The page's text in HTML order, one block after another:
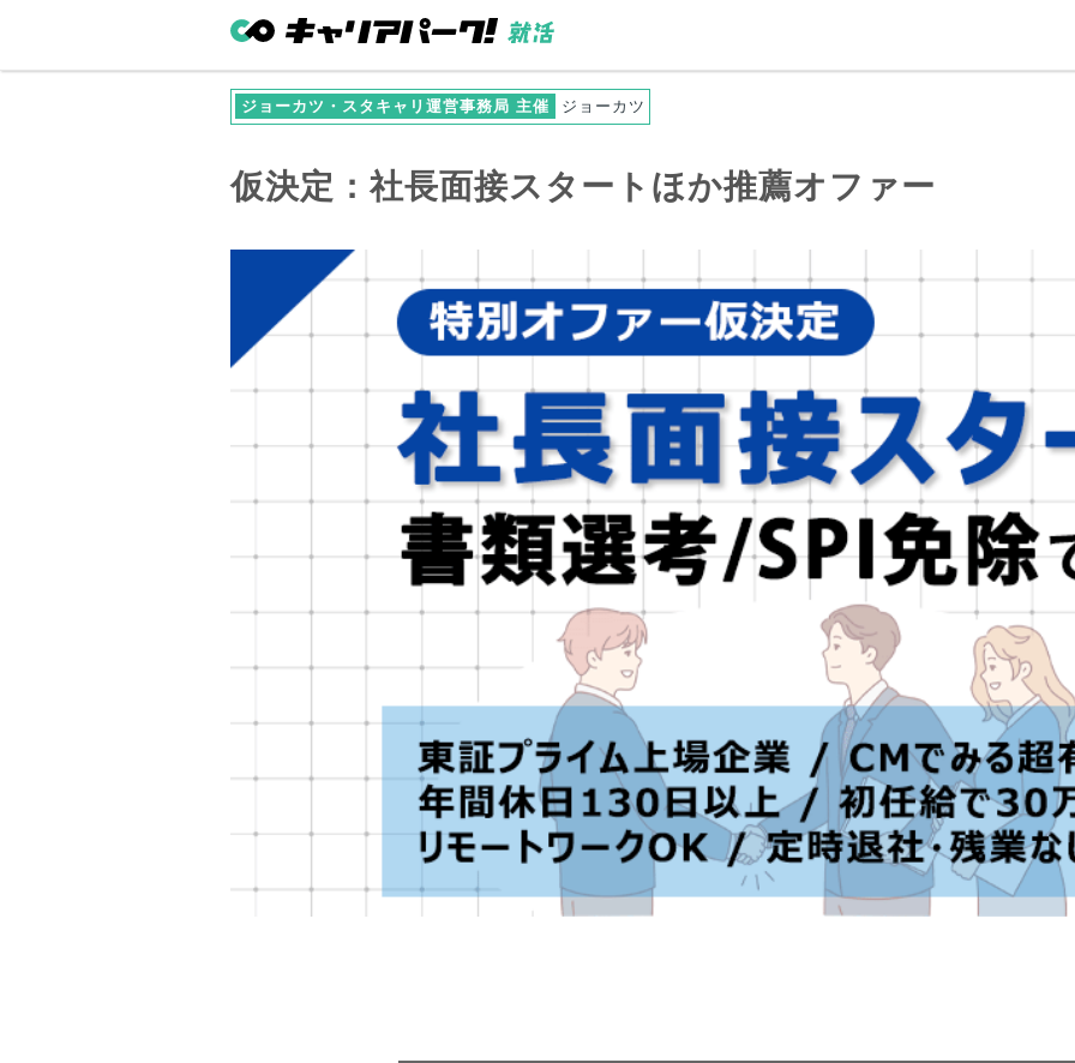
ジョーカツ・スタキャリ運営事務局 主催 ジョーカツ
仮決定：社長面接スタートほか推薦オファー